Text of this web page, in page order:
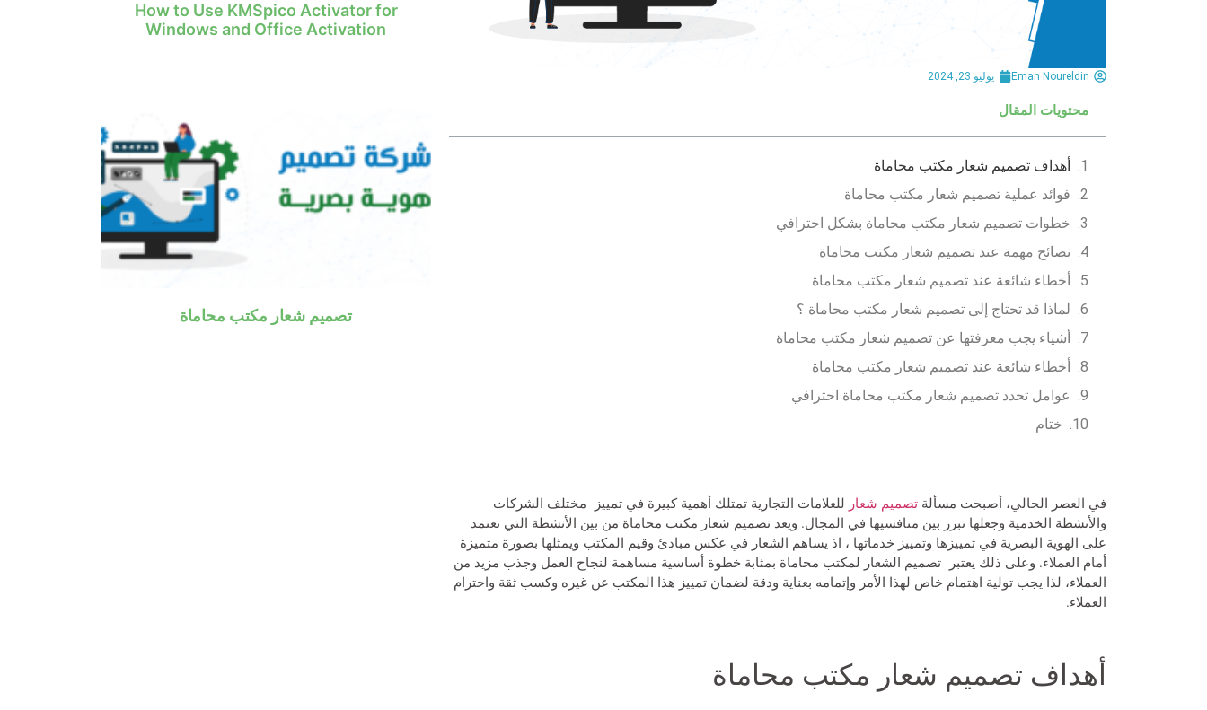
Eman Noureldin يوليو 23, 2024
محتويات المقال
أهداف تصميم شعار مكتب محاماة
فوائد عملية تصميم شعار مكتب محاماة
خطوات تصميم شعار مكتب محاماة بشكل احترافي
نصائح مهمة عند تصميم شعار مكتب محاماة
أخطاء شائعة عند تصميم شعار مكتب محاماة
لماذا قد تحتاج إلى تصميم شعار مكتب محاماة ؟
أشياء يجب معرفتها عن تصميم شعار مكتب محاماة
أخطاء شائعة عند تصميم شعار مكتب محاماة
عوامل تحدد تصميم شعار مكتب محاماة احترافي
ختام
في العصر الحالي، أصبحت مسألة تصميم شعار للعلامات التجارية تمتلك أهمية كبيرة في تمييز مختلف الشركات
والأنشطة الخدمية وجعلها تبرز بين منافسيها في المجال. ويعد تصميم شعار مكتب محاماة من بين الأنشطة التي تعتمد
على الهوية البصرية في تمييزها وتمييز خدماتها ، اذ يساهم الشعار في عكس مبادئ وقيم المكتب ويمثلها بصورة متميزة
أمام العملاء. وعلى ذلك يعتبر تصميم الشعار لمكتب محاماة بمثابة خطوة أساسية مساهمة لنجاح العمل وجذب مزيد من
العملاء، لذا يجب تولية اهتمام خاص لهذا الأمر وإتمامه بعناية ودقة لضمان تمييز هذا المكتب عن غيره وكسب ثقة واحترام
العملاء.
أهداف تصميم شعار مكتب محاماة
How to Use KMSpico Activator for
Windows and Office Activation
تصميم شعار مكتب محاماة